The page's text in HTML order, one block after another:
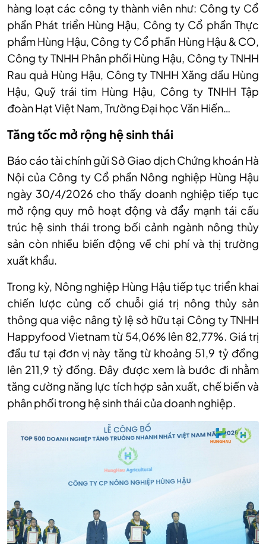
hàng loạt các công ty thành viên như: Công ty Cổ
phần Phát triển Hùng Hậu, Công ty Cổ phần Thực
phẩm Hùng Hậu, Công ty Cổ phần Hùng Hậu & CO,
Công ty TNHH Phân phối Hùng Hậu, Công ty TNHH
Rau quả Hùng Hậu, Công ty TNHH Xăng dầu Hùng
Hậu, Quỹ trái tim Hùng Hậu, Công ty TNHH Tập
đoàn Hạt Việt Nam, Trường Đại học Văn Hiến…
Tăng tốc mở rộng hệ sinh thái
Báo cáo tài chính gửi Sở Giao dịch Chứng khoán Hà
Nội của Công ty Cổ phần Nông nghiệp Hùng Hậu
ngày 30/4/2026 cho thấy doanh nghiệp tiếp tục
mở rộng quy mô hoạt động và đẩy mạnh tái cấu
trúc hệ sinh thái trong bối cảnh ngành nông thủy
sản còn nhiều biến động về chi phí và thị trường
xuất khẩu.
Trong kỳ, Nông nghiệp Hùng Hậu tiếp tục triển khai
chiến lược củng cố chuỗi giá trị nông thủy sản
thông qua việc nâng tỷ lệ sở hữu tại Công ty TNHH
Happyfood Vietnam từ 54,06% lên 82,77%. Giá trị
đầu tư tại đơn vị này tăng từ khoảng 51,9 tỷ đồng
lên 211,9 tỷ đồng. Đây được xem là bước đi nhằm
tăng cường năng lực tích hợp sản xuất, chế biến và
phân phối trong hệ sinh thái của doanh nghiệp.